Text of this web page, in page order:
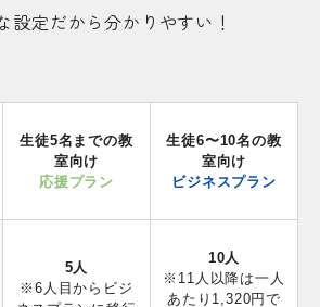
設定だから分かりやすい！
生徒5名までの教
室向け
応援プラン
生徒6〜10名の教
室向け
ビジネスプラン
5人
※6人目からビジ
10人
※11人以降は一人
あたり1,320円で